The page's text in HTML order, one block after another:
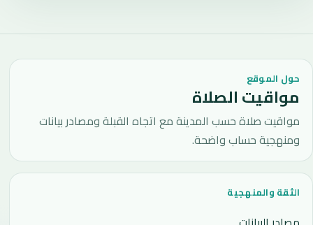
حول الموقع
مواقيت الصلاة
مواقيت صلاة حسب المدينة مع اتجاه القبلة ومصادر بيانات
ومنهجية حساب واضحة.
الثقة والمنهجية